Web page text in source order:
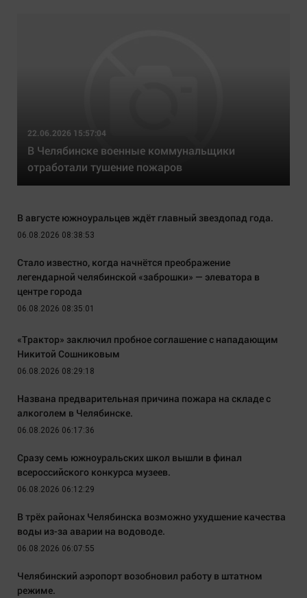
22.06.2026 15:57:04
В Челябинске военные коммунальщики
отработали тушение пожаров
В августе южноуральцев ждёт главный звездопад года.
06.08.2026 08:38:53
Стало известно, когда начнётся преображение
легендарной челябинской «заброшки» — элеватора в
центре города
06.08.2026 08:35:01
«Трактор» заключил пробное соглашение с нападающим
Никитой Сошниковым
06.08.2026 08:29:18
Названа предварительная причина пожара на складе с
алкоголем в Челябинске.
06.08.2026 06:17:36
Сразу семь южноуральских школ вышли в финал
всероссийского конкурса музеев.
06.08.2026 06:12:29
В трёх районах Челябинска возможно ухудшение качества
воды из-за аварии на водоводе.
06.08.2026 06:07:55
Челябинский аэропорт возобновил работу в штатном
режиме.